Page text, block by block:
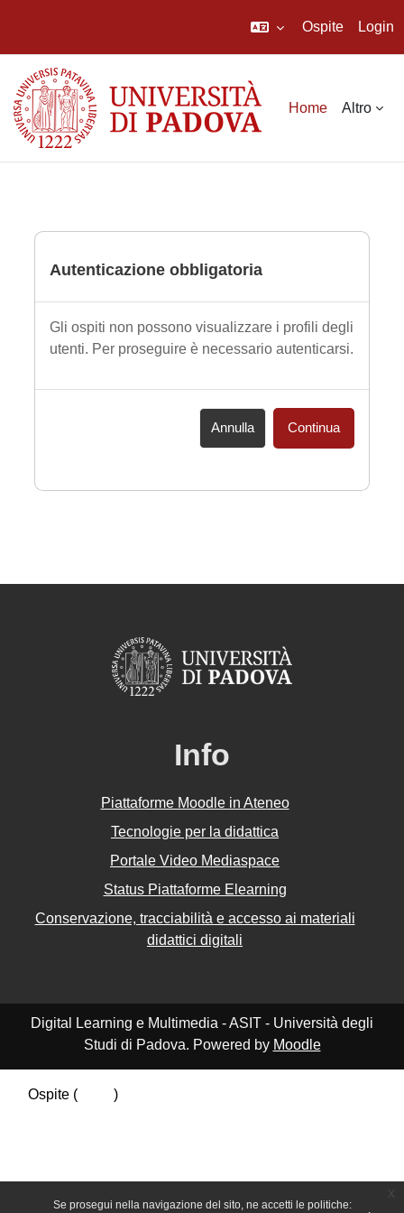
Se prosegui nella navigazione del sito, ne accetti le politiche:
Ospite Login
Home Altro
Autenticazione obbligatoria
Gli ospiti non possono visualizzare i profili degli
utenti. Per proseguire è necessario autenticarsi.
Annulla Continua
Info
Piattaforme Moodle in Ateneo
Tecnologie per la didattica
Portale Video Mediaspace
Status Piattaforme Elearning
Conservazione, tracciabilità e accesso ai materiali
didattici digitali
Digital Learning e Multimedia - ASIT - Università degli
Studi di Padova. Powered by Moodle
Ospite (
)